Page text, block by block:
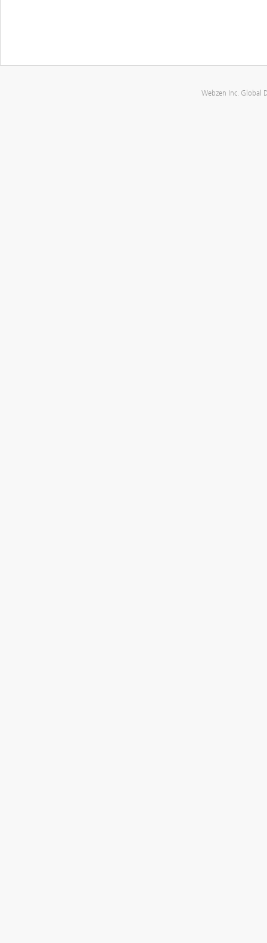
Webzen Inc. Global